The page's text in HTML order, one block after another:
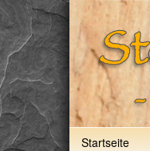
Startseite